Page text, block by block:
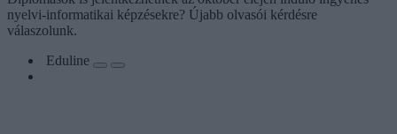
nyelvi-informatikai képzésekre? Újabb olvasói kérdésre
válaszolunk.
Eduline